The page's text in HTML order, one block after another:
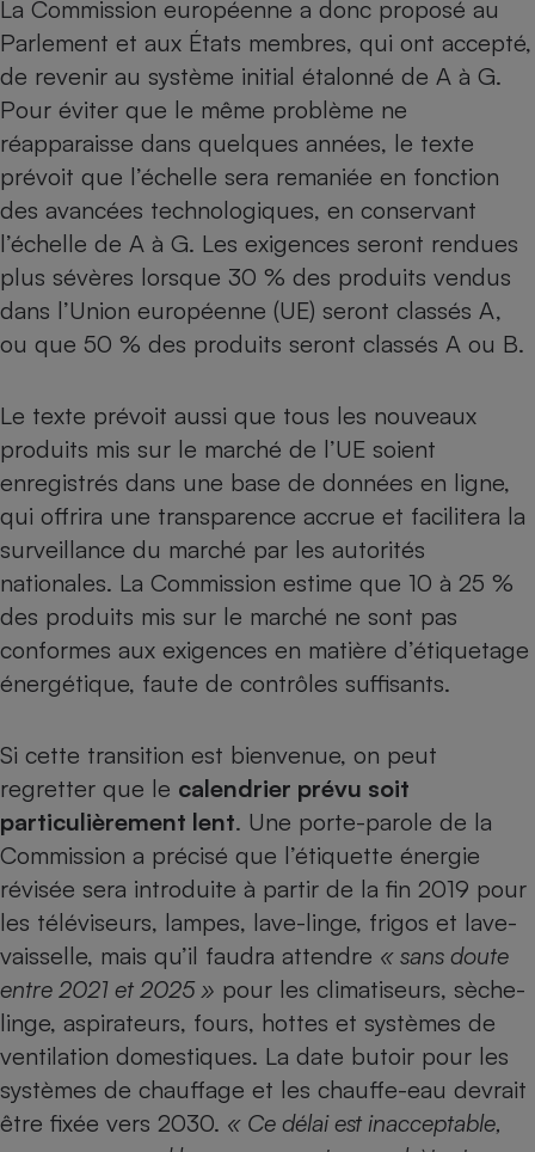
La Commission européenne a donc proposé au
Parlement et aux États membres, qui ont accepté,
de revenir au système initial étalonné de A à G.
Pour éviter que le même problème ne
réapparaisse dans quelques années, le texte
prévoit que l’échelle sera remaniée en fonction
des avancées technologiques, en conservant
l’échelle de A à G. Les exigences seront rendues
plus sévères lorsque 30 % des produits vendus
dans l’Union européenne (UE) seront classés A,
ou que 50 % des produits seront classés A ou B.
Le texte prévoit aussi que tous les nouveaux
produits mis sur le marché de l’UE soient
enregistrés dans une base de données en ligne,
qui offrira une transparence accrue et facilitera la
surveillance du marché par les autorités
nationales. La Commission estime que 10 à 25 %
des produits mis sur le marché ne sont pas
conformes aux exigences en matière d’étiquetage
énergétique, faute de contrôles suffisants.
Si cette transition est bienvenue, on peut
regretter que le calendrier prévu soit
particulièrement lent. Une porte-parole de la
Commission a précisé que l’étiquette énergie
révisée sera introduite à partir de la fin 2019 pour
les téléviseurs, lampes, lave-linge, frigos et lave-
vaisselle, mais qu’il faudra attendre « sans doute
entre 2021 et 2025 » pour les climatiseurs, sèche-
linge, aspirateurs, fours, hottes et systèmes de
ventilation domestiques. La date butoir pour les
systèmes de chauffage et les chauffe-eau devrait
être fixée vers 2030. « Ce délai est inacceptable,
Cafetière à expressos